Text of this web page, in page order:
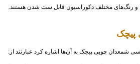
و رنگ‌های مختلف دکوراسیون قابل ست شدن هستند.
پیچک
شمعدان چوبی پیچک به آن‌ها اشاره کرد عبارتند از: